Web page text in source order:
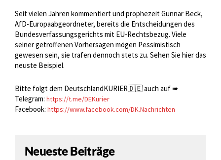
Seit vielen Jahren kommentiert und prophezeit Gunnar Beck,
AfD-Europaabgeordneter, bereits die Entscheidungen des
Bundesverfassungsgerichts mit EU-Rechtsbezug. Viele
seiner getroffenen Vorhersagen mögen Pessimistisch
gewesen sein, sie trafen dennoch stets zu. Sehen Sie hier das
neuste Beispiel.
Bitte folgt dem DeutschlandKURIER🇩🇪 auch auf ➠
Telegram: https://t.me/DEKurier
Facebook: https://www.facebook.com/DK.Nachrichten
Neueste Beiträge